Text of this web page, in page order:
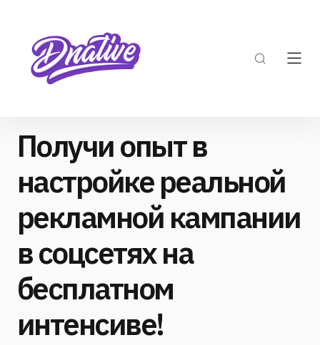
Получи опыт в
настройке реальной
рекламной кампании
в соцсетях на
бесплатном
интенсиве!